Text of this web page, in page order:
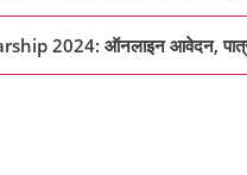
2024: ऑनलाइन आवेदन,